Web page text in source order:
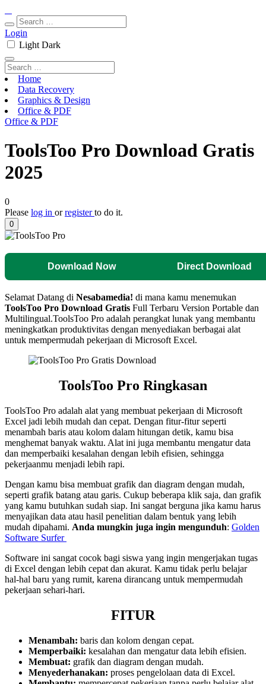
Login
Light Dark
Home
Data Recovery
Graphics & Design
Office & PDF
Office & PDF
ToolsToo Pro Download Gratis
2025
0
Please log in orregisterto do it.
0
Download Now Direct Download
Selamat Datang di Nesabamedia! di mana kamu menemukan
ToolsToo Pro Download Gratis Full Terbaru Version Portable dan
Multilingual.ToolsToo Pro adalah perangkat lunak yang membantu
meningkatkan produktivitas dengan menyediakan berbagai alat
untuk mempermudah pekerjaan di Microsoft Excel.
ToolsToo Pro Ringkasan
ToolsToo Pro adalah alat yang membuat pekerjaan di Microsoft
Excel jadi lebih mudah dan cepat. Dengan fitur-fitur seperti
menambah baris atau kolom dalam hitungan detik, kamu bisa
menghemat banyak waktu. Alat ini juga membantu mengatur data
dan memperbaiki kesalahan dengan lebih efisien, sehingga
pekerjaanmu menjadi lebih rapi.
Dengan kamu bisa membuat grafik dan diagram dengan mudah,
seperti grafik batang atau garis. Cukup beberapa klik saja, dan grafik
yang kamu butuhkan sudah siap. Ini sangat berguna jika kamu harus
menyajikan data atau hasil penelitian dalam bentuk yang lebih
mudah dipahami. Anda mungkin juga ingin mengunduh: Golden
Software Surfer
Software ini sangat cocok bagi siswa yang ingin mengerjakan tugas
di Excel dengan lebih cepat dan akurat. Kamu tidak perlu belajar
hal-hal baru yang rumit, karena dirancang untuk mempermudah
pekerjaan sehari-hari.
FITUR
Menambah: baris dan kolom dengan cepat.
Memperbaiki: kesalahan dan mengatur data lebih efisien.
Membuat: grafik dan diagram dengan mudah.
Menyederhanakan: proses pengelolaan data di Excel.